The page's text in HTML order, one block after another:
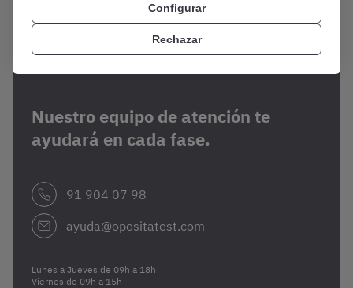
¿Necesitas ayuda?
Nuestro equipo de atención te
ayudará en cada fase.
91 904 07 98
ayuda@opositatest.com
Lunes a Jueves de 09h a 18h
Viernes de 09h a 15h
Configurar
Rechazar